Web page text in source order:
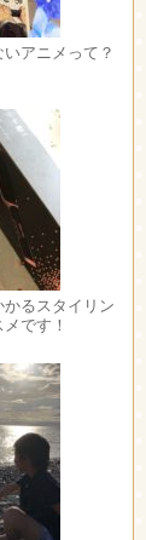
アニメって？
かるスタイリン
です！